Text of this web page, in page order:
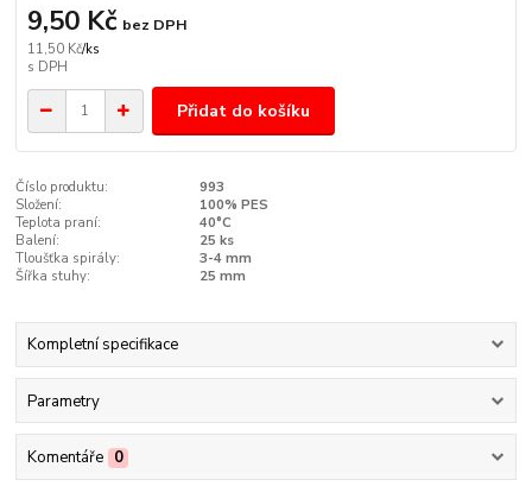
11,50 Kč/ks
9,50 Kč bez DPH
Přidat do košíku
Číslo produktu:
993
Složení:
100% PES
Teplota praní:
40°C
Balení:
25 ks
Tloušťka spirály:
3-4 mm
Šířka stuhy:
25 mm
Kompletní specifikace
Parametry
Komentáře 0